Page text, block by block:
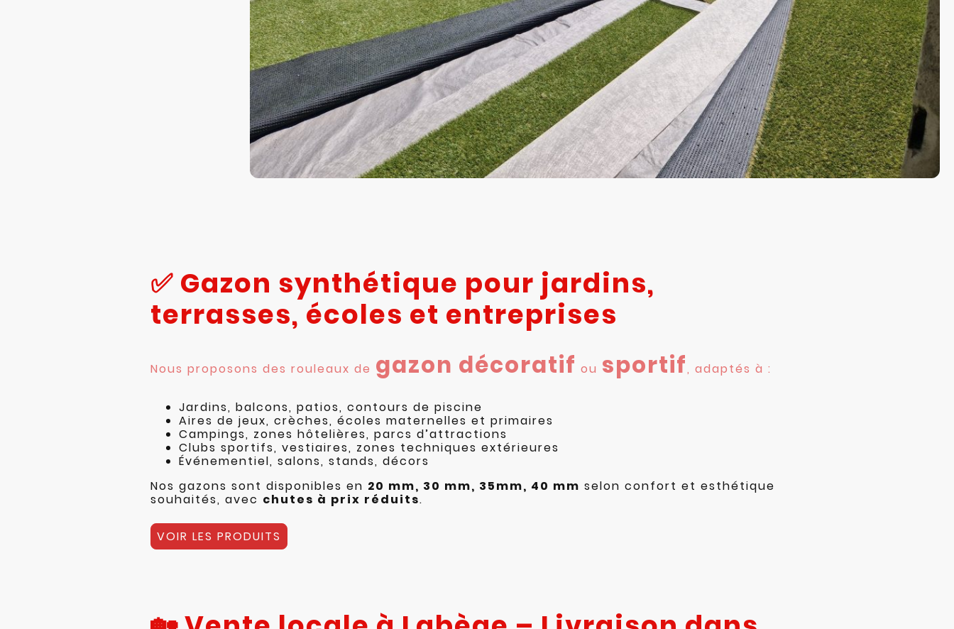
✅ Gazon synthétique pour jardins,
terrasses, écoles et entreprises
Nous proposons des rouleaux de gazon décoratif ou sportif, adaptés à :
Jardins, balcons, patios, contours de piscine
Aires de jeux, crèches, écoles maternelles et primaires
Campings, zones hôtelières, parcs d’attractions
Clubs sportifs, vestiaires, zones techniques extérieures
Événementiel, salons, stands, décors
Nos gazons sont disponibles en 20 mm, 30 mm, 35mm, 40 mm selon confort et esthétique
souhaités, avec chutes à prix réduits.
VOIR LES PRODUITS